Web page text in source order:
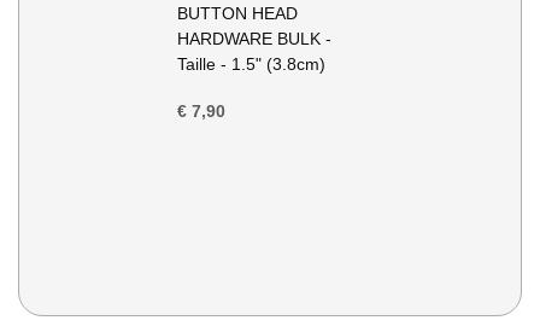
BUTTON HEAD
HARDWARE BULK -
Taille - 1.5" (3.8cm)
€ 7,90